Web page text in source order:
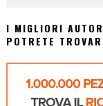
I MIGLIORI
POTRETE